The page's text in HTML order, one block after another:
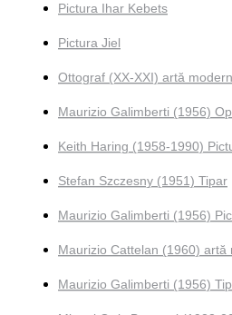
Pictura Ihar Kebets
Pictura Jiel
Ottograf (XX-XXI) artă
Maurizio Galimberti (1956)
Keith Haring (1958-1990)
Stefan Szczesny (1951) Tipar
Maurizio Galimberti (1956)
Maurizio Cattelan (1960)
Maurizio Galimberti (1956)